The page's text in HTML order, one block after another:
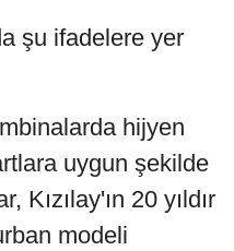
şu ifadelere yer
hijyen
uygun şekilde
Kızılay'ın 20 yıldır
modeli